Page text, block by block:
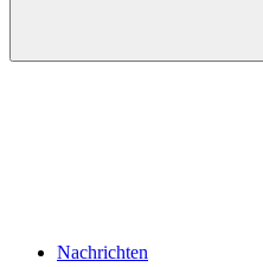
Nachrichten